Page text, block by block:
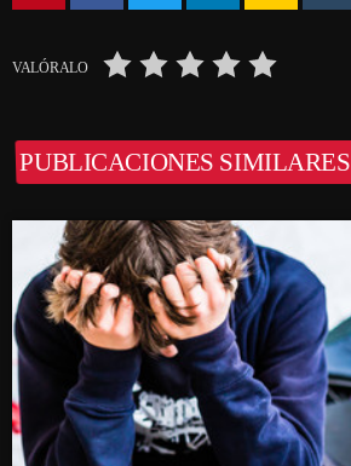
VALÓRALO
PUBLICACIONES SIMILARES